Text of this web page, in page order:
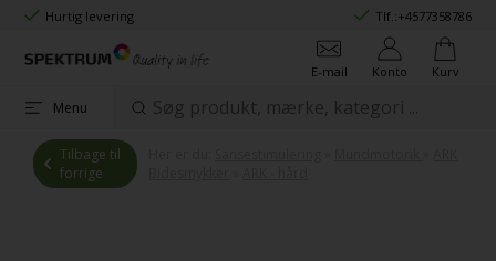
Hurtig levering Tlf.:+4577358786
E-mail Konto Kurv
Menu
Tilbage til
forrige